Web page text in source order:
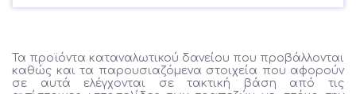
Τα προϊόντα καταναλωτικού δανείου που προβάλλονται
καθώς και τα παρουσιαζόμενα στοιχεία που αφορούν
σε αυτά ελέγχονται σε τακτική βάση από τις